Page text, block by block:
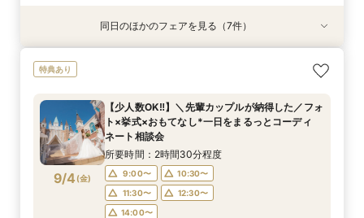
9/3( 木)
【初めての見学の方におすすめ】マイナビ限定特
9:00〜
10:00〜
11:00〜
15:00〜
フェアを予約
9/3( 木)
＼会場使用料半額プレゼント／【6名～でも憧れ
所要時間：2時間30分程度
9:00〜
11:00〜
14:00〜
15:00〜
フェアを予約
9/3( 木)
【最大90分クイック相談】初めての見学、効率
10:00〜
11:00〜
13:00〜
16:00〜
フェアを予約
9/3( 木)
【大切なペットと叶える♪】With Petウェディン
10:00〜
12:00〜
14:00〜
17:00〜
フェアを予約
9/3( 木)
【マイナビ限定スイーツプレゼント付き】フォト
ウェディング・フォト+会食をご検討の方必見！
ディング相談会♪
所要時間：2時間程度
10:00〜
14:00〜
15:00〜
フェアを予約
9/3( 木)
9:00〜
10:00〜
11:00〜
15:00〜
フェアを予約
9/3( 木)
迷い始めたら参加！【2件目以降に◎】会場徹底
9:00〜
10:00〜
11:00〜
15:00〜
フェアを予約
同日のほかのフェアを見る（7件）
特典あり
9/4 (金)
【少人数OK‼】＼先輩カップルが納得した／フォ
ト×挙式×おもてなし*一日をまるっとコーディ
ネート相談会
所要時間：2時間30分程度
9:00〜
10:30〜
11:30〜
12:30〜
14:00〜